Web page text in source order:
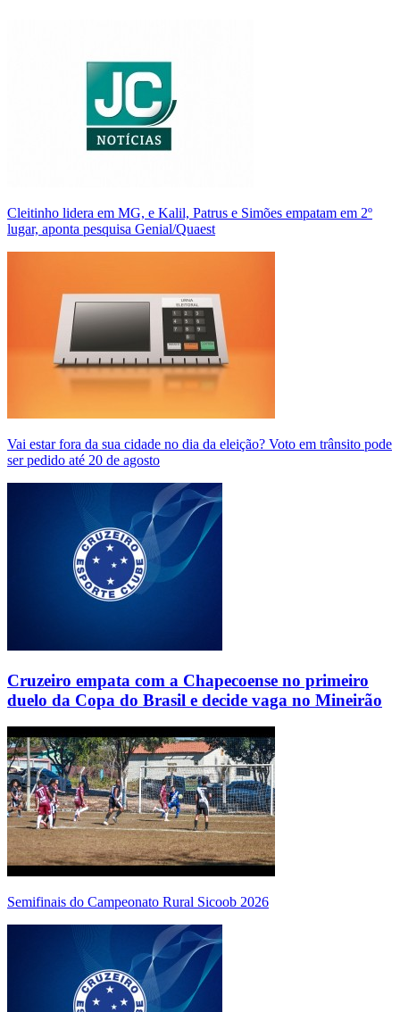
Cleitinho lidera em MG, e Kalil, Patrus e Simões empatam em 2º
lugar, aponta pesquisa Genial/Quaest
Vai estar fora da sua cidade no dia da eleição? Voto em trânsito pode
ser pedido até 20 de agosto
Cruzeiro empata com a Chapecoense no primeiro
duelo da Copa do Brasil e decide vaga no Mineirão
Semifinais do Campeonato Rural Sicoob 2026